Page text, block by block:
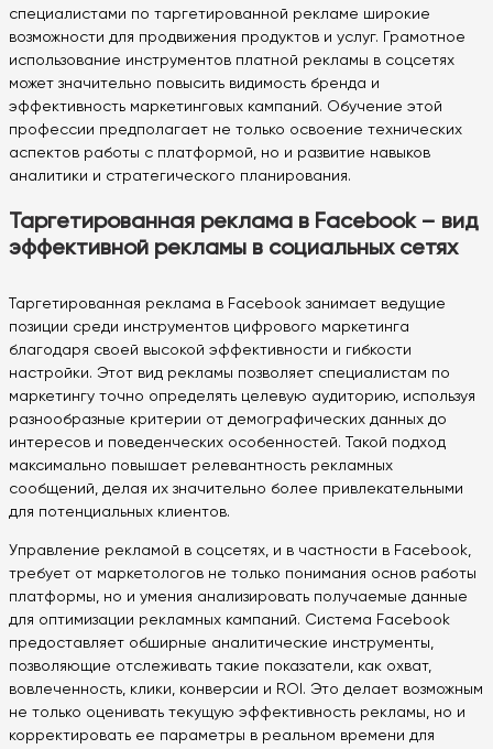
специалистами по таргетированной рекламе широкие
возможности для продвижения продуктов и услуг. Грамотное
использование инструментов платной рекламы в соцсетях
может значительно повысить видимость бренда и
эффективность маркетинговых кампаний. Обучение этой
профессии предполагает не только освоение технических
аспектов работы с платформой, но и развитие навыков
аналитики и стратегического планирования.
Таргетированная реклама в Facebook – вид
эффективной рекламы в социальных сетях
Таргетированная реклама в Facebook занимает ведущие
позиции среди инструментов цифрового маркетинга
благодаря своей высокой эффективности и гибкости
настройки. Этот вид рекламы позволяет специалистам по
маркетингу точно определять целевую аудиторию, используя
разнообразные критерии от демографических данных до
интересов и поведенческих особенностей. Такой подход
максимально повышает релевантность рекламных
сообщений, делая их значительно более привлекательными
для потенциальных клиентов.
Управление рекламой в соцсетях, и в частности в Facebook,
требует от маркетологов не только понимания основ работы
платформы, но и умения анализировать получаемые данные
для оптимизации рекламных кампаний. Система Facebook
предоставляет обширные аналитические инструменты,
позволяющие отслеживать такие показатели, как охват,
вовлеченность, клики, конверсии и ROI. Это делает возможным
не только оценивать текущую эффективность рекламы, но и
корректировать ее параметры в реальном времени для